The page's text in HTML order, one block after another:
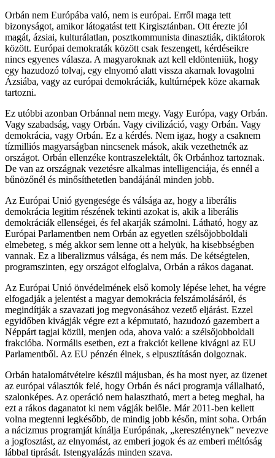
Orbán nem Európába való, nem is európai. Erről maga tett
bizonyságot, amikor látogatást tett Kirgisztánban. Ott érezte jól
magát, ázsiai, kulturálatlan, posztkommunista dinasztiák, diktátorok
között. Európai demokraták között csak feszengett, kérdéseikre
nincs egyenes válasza. A magyaroknak azt kell eldönteniük, hogy
egy hazudozó tolvaj, egy elnyomó alatt vissza akarnak lovagolni
Ázsiába, vagy az európai demokráciák, kultúrnépek köze akarnak
tartozni.
Ez utóbbi azonban Orbánnal nem megy. Vagy Európa, vagy Orbán.
Vagy szabadság, vagy Orbán. Vagy civilizáció, vagy Orbán. Vagy
demokrácia, vagy Orbán. Ez a kérdés. Nem igaz, hogy a csaknem
tízmilliós magyarságban nincsenek mások, akik vezethetnék az
országot. Orbán ellenzéke kontraszelektált, ők Orbánhoz tartoznak.
De van az országnak vezetésre alkalmas intelligenciája, és ennél a
bűnözőnél és minősíthetetlen bandájánál minden jobb.
Az Európai Unió gyengesége és válsága az, hogy a liberális
demokrácia legitim részének tekinti azokat is, akik a liberális
demokráciák ellenségei, és fel akarják számolni. Látható, hogy az
Európai Parlamentben nem Orbán az egyetlen szélsőjobboldali
elmebeteg, s még akkor sem lenne ott a helyük, ha kisebbségben
vannak. Ez a liberalizmus válsága, és nem más. De kétségtelen,
programszinten, egy országot elfoglalva, Orbán a rákos daganat.
Az Európai Unió önvédelmének első komoly lépése lehet, ha végre
elfogadják a jelentést a magyar demokrácia felszámolásáról, és
megindítják a szavazati jog megvonásához vezető eljárást. Ezzel
egyidőben kivágják végre ezt a képmutató, hazudozó gazembert a
Néppárt tagjai közül, menjen oda, ahova való: a szélsőjobboldali
frakcióba. Normális esetben, ezt a frakciót kellene kivágni az EU
Parlamentből. Az EU pénzén élnek, s elpusztításán dolgoznak.
Orbán hatalomátvételre készül májusban, és ha most nyer, az üzenet
az európai választók felé, hogy Orbán és náci programja vállalható,
szalonképes. Az operáció nem halasztható, mert a beteg meghal, ha
ezt a rákos daganatot ki nem vágják belőle. Már 2011-ben kellett
volna megtenni legkésőbb, de mindig jobb későn, mint soha. Orbán
a nácizmus programját kínálja Európának, „kereszténynek” nevezve
a jogfosztást, az elnyomást, az emberi jogok és az emberi méltóság
lábbal tiprását. Istengyalázás minden szava.